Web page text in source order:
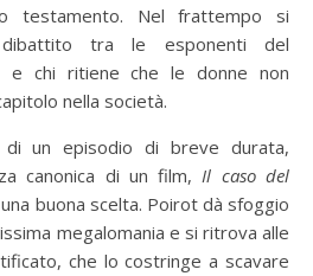
testamento. Nel frattempo si
tra le esponenti del
e chi ritiene che le donne non
nella società.
un episodio di breve durata,
canonica di un film,Il caso del
buona scelta. Poirot dà sfoggio
megalomania e si ritrova alle
che lo costringe a scavare